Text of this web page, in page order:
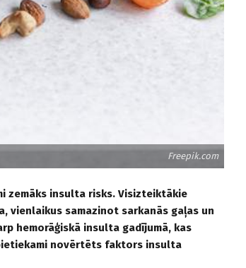
Freepik.com
zemāks insulta risks. Visizteiktākie
vienlaikus samazinot sarkanās gaļas un
hemorāģiskā insulta gadījumā, kas
novērtēts faktors insulta